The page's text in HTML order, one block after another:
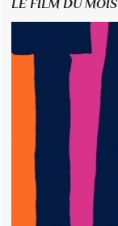
LE FILM DU MOIS